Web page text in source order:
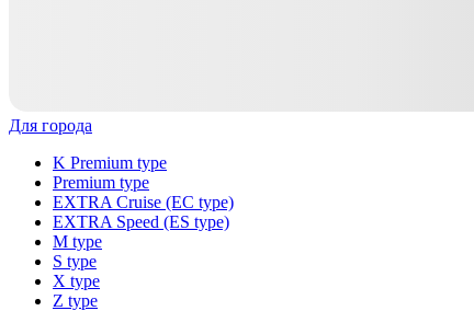
Для города
K Premium type
Premium type
EXTRA Cruise (EC type)
EXTRA Speed (ES type)
M type
S type
X type
Z type